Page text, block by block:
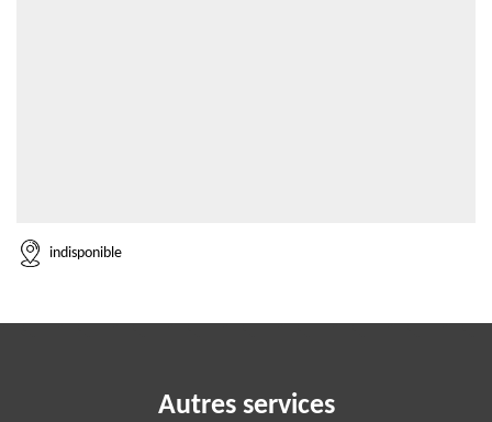
indisponible
Autres services